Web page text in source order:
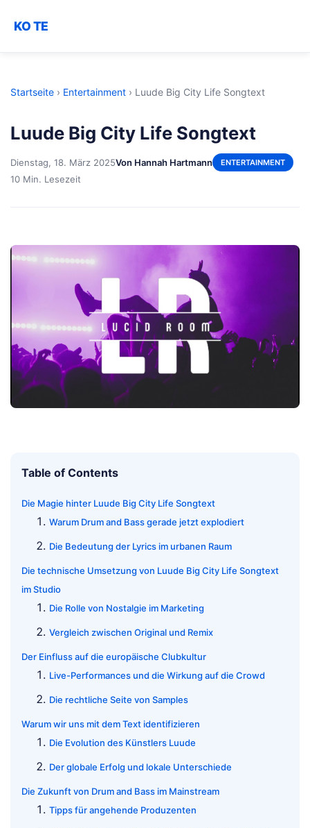
KO TE
Startseite › Entertainment › Luude Big City Life Songtext
Luude Big City Life Songtext
Dienstag, 18. März 2025Von Hannah Hartmann ENTERTAINMENT
10 Min. Lesezeit
Table of Contents
Die Magie hinter Luude Big City Life Songtext
Warum Drum and Bass gerade jetzt explodiert
Die Bedeutung der Lyrics im urbanen Raum
Die technische Umsetzung von Luude Big City Life Songtext
im Studio
Die Rolle von Nostalgie im Marketing
Vergleich zwischen Original und Remix
Der Einfluss auf die europäische Clubkultur
Live-Performances und die Wirkung auf die Crowd
Die rechtliche Seite von Samples
Warum wir uns mit dem Text identifizieren
Die Evolution des Künstlers Luude
Der globale Erfolg und lokale Unterschiede
Die Zukunft von Drum and Bass im Mainstream
Tipps für angehende Produzenten